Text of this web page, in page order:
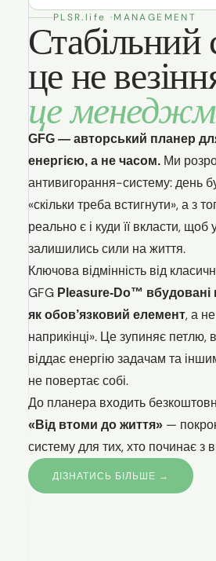
PLSR.life ·MANAGEMENT
це не
це
GFG — авторський планер
енергією, а не часом.Ми
антивигорання-систему: день
«скільки треба встигнути», а з
реально є і куди її вкласти, щоб
залишились сили на життя.
Ключова відмінність від
GFG Pleasure-Do™ вбудовані
як обов’язковий елемент, а
наприкінці». Це зупиняє петлю,
віддає енергію задачам та
не повертає собі.
До планера входить
«Від втоми до життя»—
систему для тих, хто починає з
ДІЗНАТИСЬ БІЛЬШЕ →